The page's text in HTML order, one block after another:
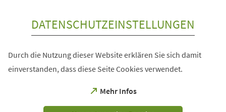
DATENSCHUTZEINSTELLUNGEN
Durch die Nutzung dieser Website erklären Sie sich damit
einverstanden, dass diese Seite Cookies verwendet.
Mehr Infos
(Öffnet